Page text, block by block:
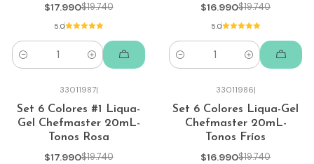
$17.990$19.740
5.0
Cantidad
$16.990$19.740
5.0
Cantidad
-9%
33011987|
Set 6 Colores #1 Liqua-
Gel Chefmaster 20mL-
Tonos Rosa
$17.990$19.740
-14%
33011986|
Set 6 Colores Liqua-Gel
Chefmaster 20mL-
Tonos Fríos
$16.990$19.740